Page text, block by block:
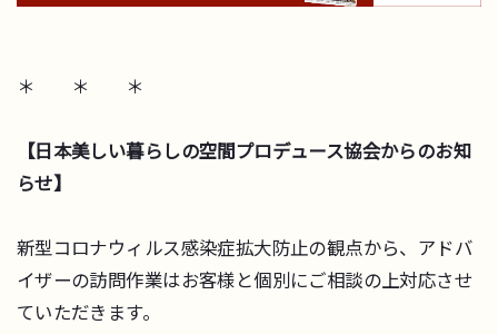
＊ ＊ ＊
【日本美しい暮らしの空間プロデュース協会からのお知
らせ】
新型コロナウィルス感染症拡大防止の観点から、アドバ
イザーの訪問作業はお客様と個別にご相談の上対応させ
ていただきます。